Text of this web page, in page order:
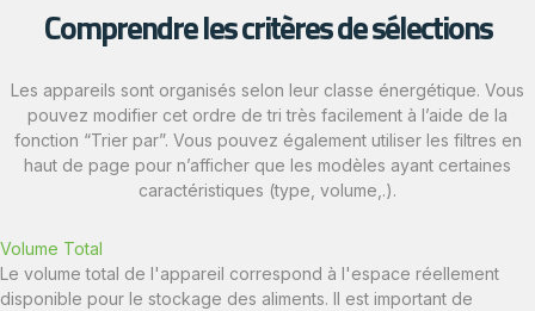
Comprendre les critères de sélections
Les appareils sont organisés selon leur classe énergétique. Vous
pouvez modifier cet ordre de tri très facilement à l’aide de la
fonction “Trier par”. Vous pouvez également utiliser les filtres en
haut de page pour n’afficher que les modèles ayant certaines
caractéristiques (type, volume,.).
Volume Total
Le volume total de l'appareil correspond à l'espace réellement
disponible pour le stockage des aliments. Il est important de